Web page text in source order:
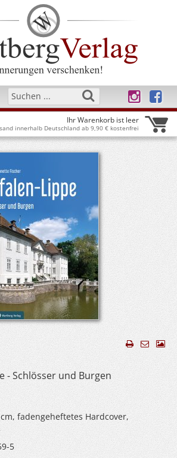
Ihr Warenkorb ist leer
innerhalb Deutschland ab 9,90 € kostenfrei
- Schlösser und Burgen
fadengeheftetes Hardcover,
5